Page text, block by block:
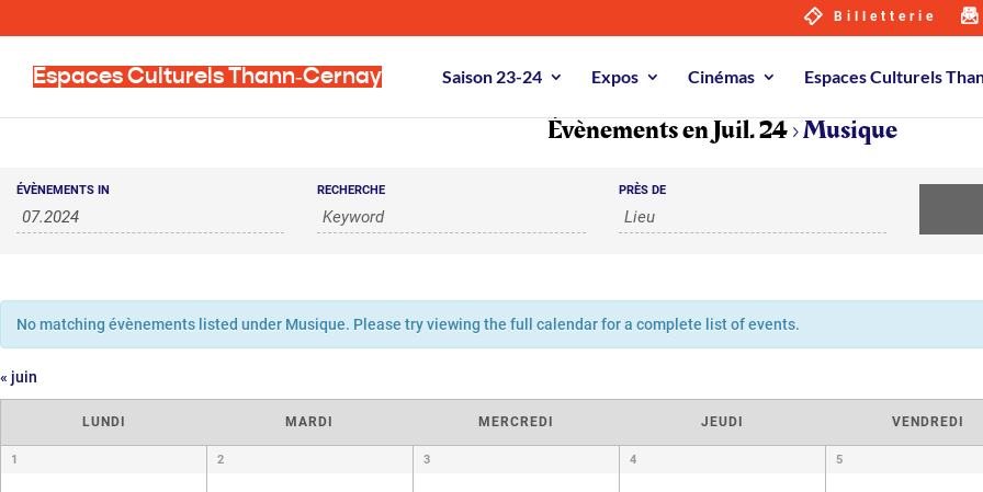
Billetterie
Espaces Culturels Thann‑Cernay Saison 23-24 Expos Cinémas Espaces Culturels
Évènements en Juil. 24› Musique
Recherche
et
de
vues
Évènements
Évènements
Search
ÉVÈNEMENTS IN RECHERCHE PRÈS DE
No matching évènements listed under Musique. Please try viewing the full calendar for a complete list of events.
« juin
Calendrier
de
Calendrier
LUNDI MARDI MERCREDI JEUDI VENDREDI
1 2 3 4 5